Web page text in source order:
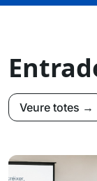
Veure totes →